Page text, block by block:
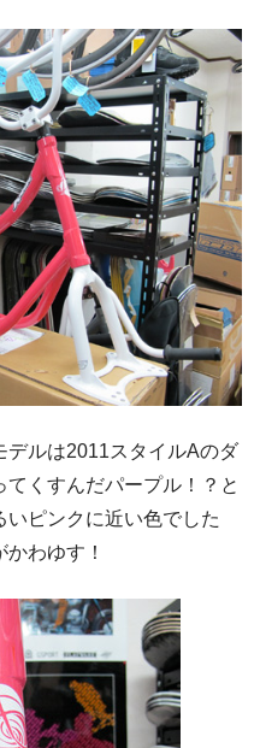
デルは2011スタイルAのダ
くすんだパープル！？と
ピンクに近い色でした
わゆす！